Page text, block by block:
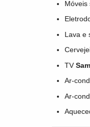
Móveis
Lava e
TV
Ar-
Ar-